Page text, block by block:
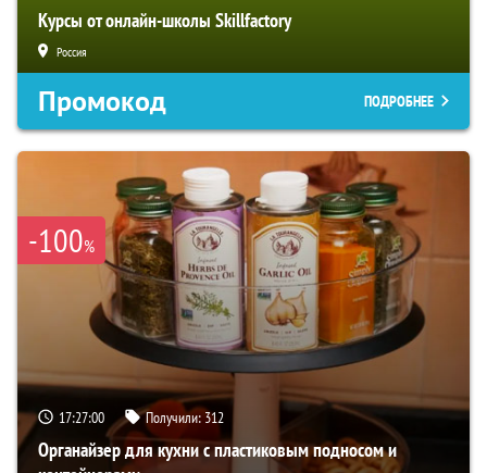
Курсы от онлайн-школы Skillfactory
Россия
Промокод ПОДРОБНЕЕ
-100%
17:26:58 Получили: 312
Органайзер для кухни с пластиковым подносом и